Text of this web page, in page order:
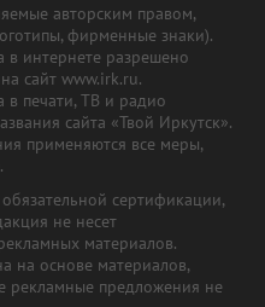
авторским правом,
фирменные знаки).
в интернете разрешено
сайт www.irk.ru.
в печати, ТВ и радио
сайта «Твой Иркутск».
применяются все меры,
сертификации,
не несет
материалов.
на основе материалов,
рекламные предложения не